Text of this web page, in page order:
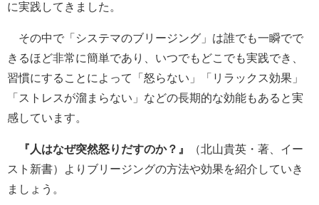
に実践してきました。
その中で「システマのブリージング」は誰でも一瞬でで
きるほど非常に簡単であり、いつでもどこでも実践でき、
習慣にすることによって「怒らない」「リラックス効果」
「ストレスが溜まらない」などの長期的な効能もあると実
感しています。
『人はなぜ突然怒りだすのか？』
（北山貴英・著、イー
スト新書）よりブリージングの方法や効果を紹介していき
ましょう。